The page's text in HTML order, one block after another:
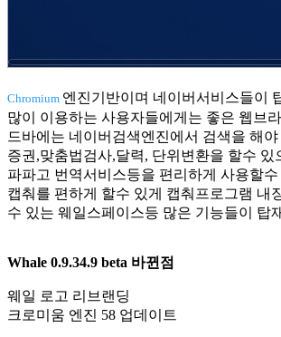
Chromium 엔진기반이며 네이버서비스들이
많이 이용하는 사용자들에게는 좋은 웹브
드바에는 네이버검색엔진에서 검색을 해
증권,맞춤법검사,달력, 단위변환을 할수 있
파파고 번역서비스등을 편리하게 사용할
캡춰를 편하게 할수 있게 캡춰프로그램 내
수 있는 웨일스페이스등 많은 기능들이 탑
Whale 0.9.34.9 beta 바뀐점
웨일 로고 리브랜딩
크로미움 엔진 58 업데이트